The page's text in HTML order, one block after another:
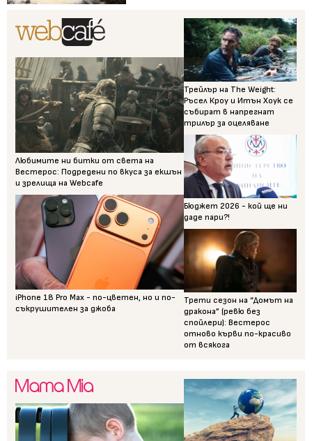
Любимите ни битки от света на
Вестерос: Подредени по вкуса за екшън
и зрелища на Webcafe
iPhone 18 Pro Max - по-цветен, но и по-
съкрушителен за джоба
Трейлър на The Weight:
Ръсел Кроу и Итън Хоук се
събират в напрегнат
трилър за оцеляване
Бюджет 2026 - кой ще ни
даде пари?!
Трети сезон на “Домът на
дракона” (ревю без
спойлери): Вестерос
отново кърви по-красиво
от всякога